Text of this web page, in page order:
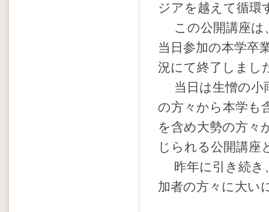
ジアを越えて循環
この公開講座は
当日参加の本学卒
況にて終了しまし
当日は生憎の小
の方々から本学も
を含め大勢の方々
じられる公開講座
昨年に引き続き
加者の方々に大い